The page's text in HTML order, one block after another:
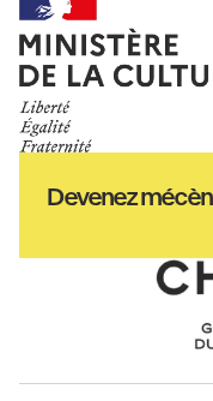
Ministère
de
la
Haut
de
Devenez